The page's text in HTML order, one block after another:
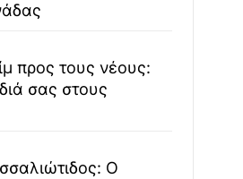
προς τους νέους:
σας στους
Ο